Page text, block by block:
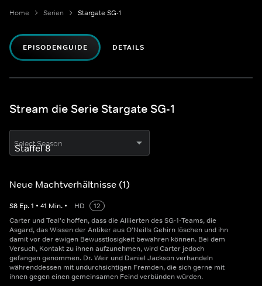
Home Serien Stargate SG-1
EPISODENGUIDE DETAILS
Stream die Serie Stargate SG-1
Select Season
Neue Machtverhältnisse (1)
S8 Ep.1 • 41 Min. • HD
12
Carter und Teal'c hoffen, dass die Alliierten des SG-1-Teams, die
Asgard, das Wissen der Antiker aus O'Neills Gehirn löschen und ihn
damit vor der ewigen Bewusstlosigkeit bewahren können. Bei dem
Versuch, Kontakt zu ihnen aufzunehmen, wird Carter jedoch
gefangen genommen. Dr. Weir und Daniel Jackson verhandeln
währenddessen mit undurchsichtigen Fremden, die sich gerne mit
ihnen gegen einen gemeinsamen Feind verbünden würden.